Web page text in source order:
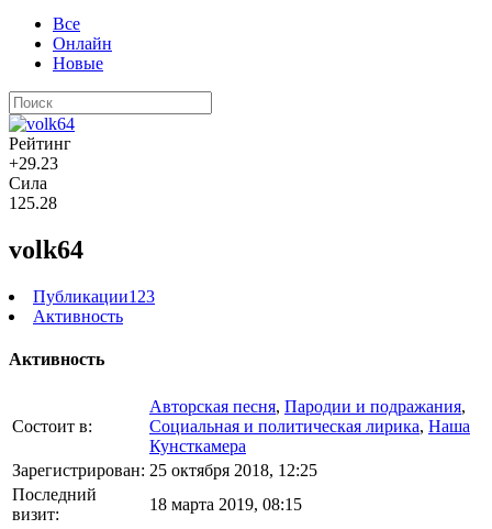
Все
Онлайн
Новые
Рейтинг
+29.23
Сила
125.28
volk64
Публикации123
Активность
Активность
Состоит в:
Aвторская песня, Пародии и подражания,
Социальная и политическая лирика, Наша
Кунсткамера
Зарегистрирован: 25 октября 2018, 12:25
Последний
визит:
18 марта 2019, 08:15